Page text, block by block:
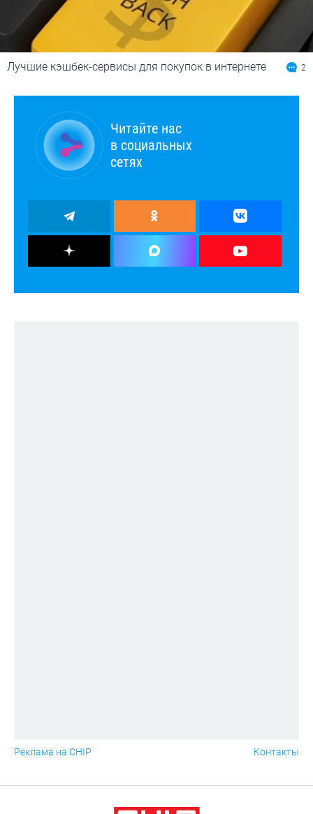
Лучшие кэшбек-сервисы для покупок в интернете 2
Читайте нас
в социальных
сетях
Реклама на CHIP Контакты